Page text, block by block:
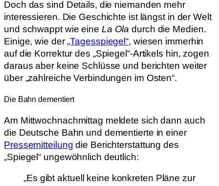
Doch das sind Details, die niemanden mehr
interessieren. Die Geschichte ist längst in der Welt
und schwappt wie eine La Ola durch die Medien.
Einige, wie der„Tagesspiegel“, wiesen immerhin
auf die Korrektur des „Spiegel“-Artikels hin, zogen
daraus aber keine Schlüsse und berichten weiter
über „zahlreiche Verbindungen im Osten“.
Die Bahn dementiert
Am Mittwochnachmittag meldete sich dann auch
die Deutsche Bahn und dementierte in einer
Pressemitteilung die Berichterstattung des
„Spiegel“ ungewöhnlich deutlich:
„Es gibt aktuell keine konkreten Pläne zur